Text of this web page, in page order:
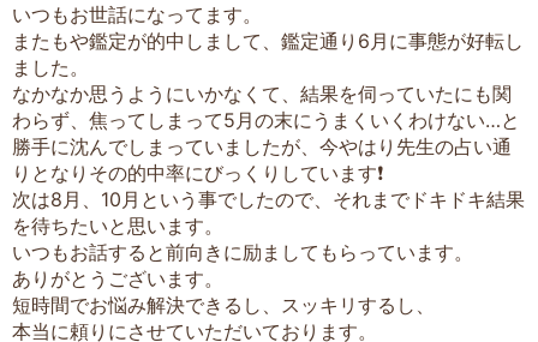
いつもお世話になってます。
またもや鑑定が的中しまして、鑑定通り6月に事態が好転し
ました。
なかなか思うようにいかなくて、結果を伺っていたにも関
わらず、焦ってしまって5月の末にうまくいくわけない…と
勝手に沈んでしまっていましたが、今やはり先生の占い通
りとなりその的中率にびっくりしています❗️
次は8月、10月という事でしたので、それまでドキドキ結果
を待ちたいと思います。
いつもお話すると前向きに励ましてもらっています。
ありがとうございます。
短時間でお悩み解決できるし、スッキリするし、
本当に頼りにさせていただいております。